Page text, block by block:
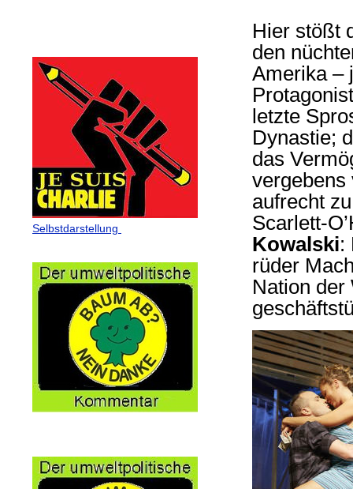
Selbstdarstellung
Hier stößt
den
Amerika –
letzte
Dynastie;
das
vergebens
aufrecht
Scarlett-
Kowalski:
rüder
Nation der